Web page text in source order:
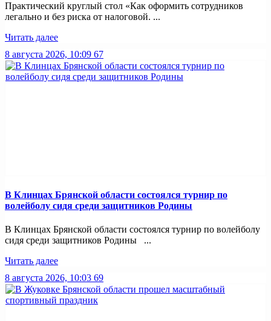
Практический круглый стол «Как оформить сотрудников
легально и без риска от налоговой. ...
Читать далее
8 августа 2026, 10:09 67
В Клинцах Брянской области состоялся турнир по
волейболу сидя среди защитников Родины
В Клинцах Брянской области состоялся турнир по волейболу
сидя среди защитников Родины ...
Читать далее
8 августа 2026, 10:03 69